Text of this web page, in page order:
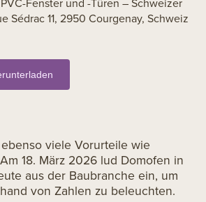
Sédrac 11, 2950 Courgenay, Schweiz
viele Vorurteile wie
18. März 2026 lud Domofen in
aus der Baubranche ein, um
von Zahlen zu beleuchten.